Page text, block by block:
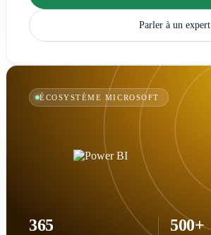
Parler à un expert
ÉCOSYSTÈME MICROSOFT
365 500+